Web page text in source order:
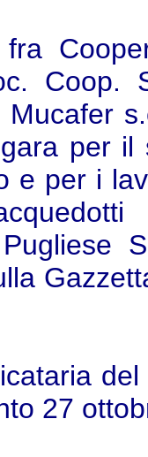
Coop.
per
e per i
27